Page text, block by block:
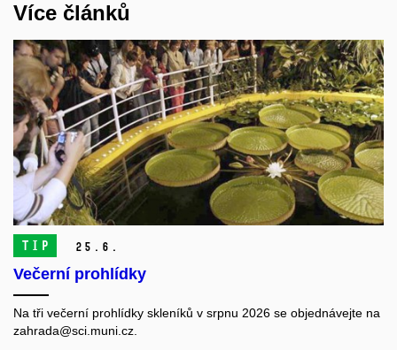
Více článků
TIP 25. 6.
Večerní prohlídky
Na tři večerní prohlídky skleníků v srpnu 2026 se objednávejte na
zahrada@sci.muni.cz.